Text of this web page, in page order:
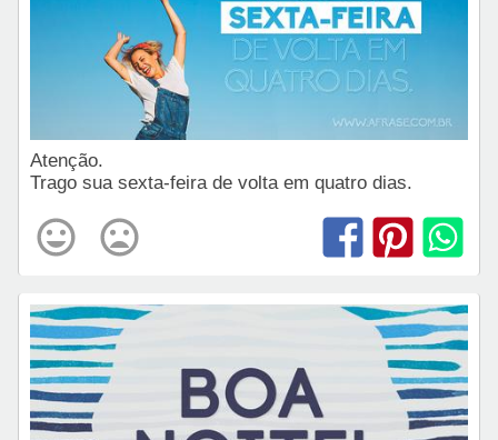
Atenção.
Trago sua sexta-feira de volta em quatro dias.